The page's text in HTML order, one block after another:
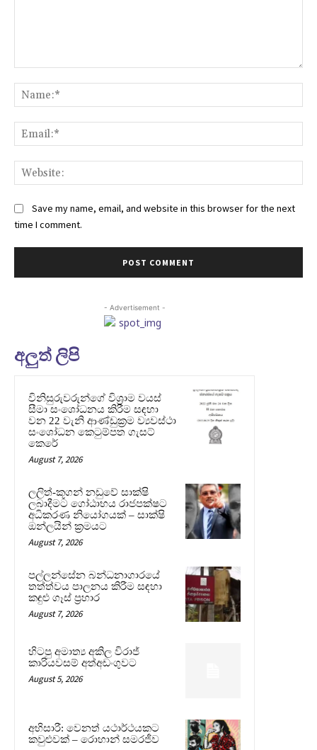
Save my name, email, and website in this browser for the next
time I comment.
- Advertisement -
අලුත් ලිපි
විනිසුරුවරුන්ගේ විශ්‍රාම වයස්
සීමා සංශෝධනය කිරීම සඳහා
වන 22 වැනි ආණ්ඩුක්‍රම ව්‍යවස්ථා
සංශෝධන කෙටුම්පත ගැසට්
කෙරේ
August 7, 2026
ලලිත්-කූගන් නඩුවේ සාක්ෂි
ලබාදීමට ගෝඨාභය රාජපක්ෂට
අධිකරණ නියෝගයක් – සාක්ෂි
ඔන්ලයින් ක්‍රමයට
August 7, 2026
පල්ලන්සේන බන්ධනාගාරයේ
තත්ත්වය පාලනය කිරීම සඳහා
කඳුළු ගෑස් ප්‍රහාර
August 7, 2026
හිටපු අමාත්‍ය අකිල විරාජ්
කාරියවසම් අත්අඩංගුවට
August 5, 2026
අභිසාරී: වෙනත් යථාර්ථයකට
කවුළුවක් – රොහාන් සමරජීව